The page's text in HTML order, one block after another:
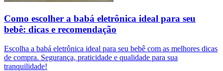
Como escolher a babá eletrônica ideal para seu
bebê: dicas e recomendação
Escolha a babá eletrônica ideal para seu bebê com as melhores dicas
de compra. Segurança, praticidade e qualidade para sua
tranquilidade!